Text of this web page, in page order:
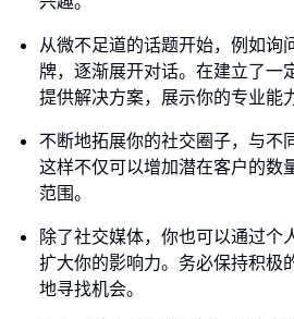
从微不足道的话题开始，例如询
牌，逐渐展开对话。在建立了一
提供解决方案，展示你的专业能
不断地拓展你的社交圈子，与不
这样不仅可以增加潜在客户的数
范围。
除了社交媒体，你也可以通过个
扩大你的影响力。务必保持积极
地寻找机会。